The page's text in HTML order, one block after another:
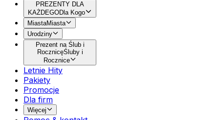
PREZENTY DLA
KAŻDEGODla Kogo
MiastaMiasta
Urodziny
Prezent na Ślub i
RocznicęŚluby i
Rocznice
Letnie Hity
Pakiety
Promocje
Dla firm
Więcej